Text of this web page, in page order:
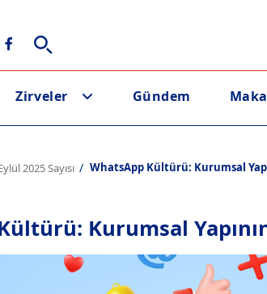
Zirveler Gündem
2025 Sayısı WhatsApp Kültürü: Kurumsal
Kurumsal